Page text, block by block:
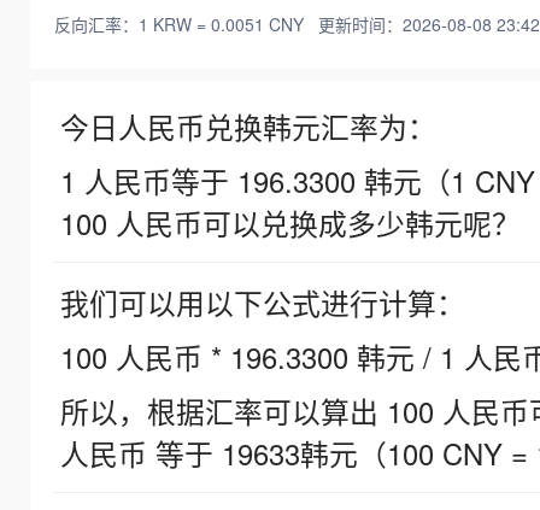
反向汇率：1 KRW = 0.0051 CNY 更新时间：2026-08-08
今日人民币兑换韩元汇率为：
1 人民币等于 196.3300 韩元（1
100 人民币可以兑换成多少韩元呢？
我们可以用以下公式进行计算：
100 人民币 * 196.3300 韩元 / 1 人民
所以，根据汇率可以算出 100 人民
人民币 等于 19633韩元（100 CNY =